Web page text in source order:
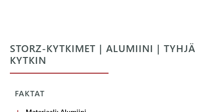
STORZ-KYTKIMET | ALUMIINI | TYHJÄ
KYTKIN
FAKTAT